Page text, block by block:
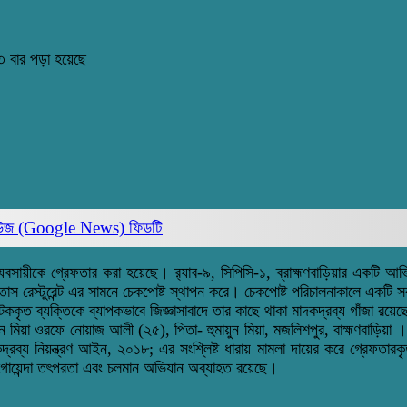
পড়া হয়েছে
(Google News) ফিডটি
গ্রেফতার করা হয়েছে। র‌্যাব-৯, সিপিসি-১, ব্রাহ্মণবাড়িয়ার একটি
রেস্টুরেন্ট এর সামনে চেকপোষ্ট স্থাপন করে। চেকপোষ্ট পরিচালনাকালে
ব্যক্তিকে ব্যাপকভাবে জিজ্ঞাসাবাদে তার কাছে থাকা মাদকদ্রব্য গাঁজা
ওরফে নোয়াজ আলী (২৫), পিতা- হুমায়ুন মিয়া, মজলিশপুর, বাহ্মণবাড়িয়া ।
নিয়ন্ত্রণ আইন, ২০১৮; এর সংশ্লিষ্ট ধারায় মামলা দায়ের করে
তৎপরতা এবং চলমান অভিযান অব্যাহত রয়েছে।